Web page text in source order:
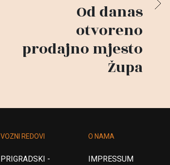
Od danas
otvoreno
prodajno mjesto
Župa
VOZNI REDOVI
PRIGRADSKI -
O NAMA
IMPRESSUM